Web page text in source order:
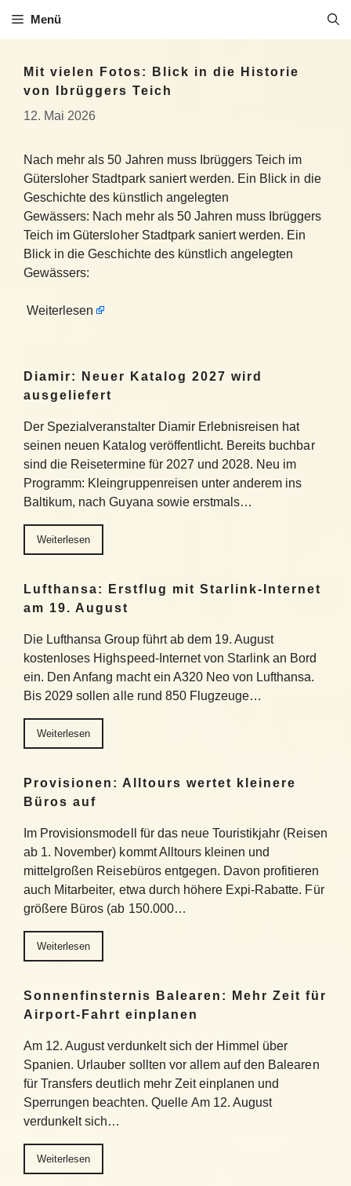
Inhalt
Menü
Mit vielen Fotos: Blick in die Historie
von Ibrüggers Teich
12. Mai 2026
Nach mehr als 50 Jahren muss Ibrüggers Teich im
Gütersloher Stadtpark saniert werden. Ein Blick in die
Geschichte des künstlich angelegten
Gewässers: Nach mehr als 50 Jahren muss Ibrüggers
Teich im Gütersloher Stadtpark saniert werden. Ein
Blick in die Geschichte des künstlich angelegten
Gewässers:
Weiterlesen
Diamir: Neuer Katalog 2027 wird
ausgeliefert
Der Spezialveranstalter Diamir Erlebnisreisen hat
seinen neuen Katalog veröffentlicht. Bereits buchbar
sind die Reisetermine für 2027 und 2028. Neu im
Programm: Kleingruppenreisen unter anderem ins
Baltikum, nach Guyana sowie erstmals…
Weiterlesen
Lufthansa: Erstflug mit Starlink-Internet
am 19. August
Die Lufthansa Group führt ab dem 19. August
kostenloses Highspeed-Internet von Starlink an Bord
ein. Den Anfang macht ein A320 Neo von Lufthansa.
Bis 2029 sollen alle rund 850 Flugzeuge…
Weiterlesen
Provisionen: Alltours wertet kleinere
Büros auf
Im Provisionsmodell für das neue Touristikjahr (Reisen
ab 1. November) kommt Alltours kleinen und
mittelgroßen Reisebüros entgegen. Davon profitieren
auch Mitarbeiter, etwa durch höhere Expi-Rabatte. Für
größere Büros (ab 150.000…
Weiterlesen
Sonnenfinsternis Balearen: Mehr Zeit für
Airport-Fahrt einplanen
Am 12. August verdunkelt sich der Himmel über
Spanien. Urlauber sollten vor allem auf den Balearen
für Transfers deutlich mehr Zeit einplanen und
Sperrungen beachten. Quelle Am 12. August
verdunkelt sich…
Weiterlesen